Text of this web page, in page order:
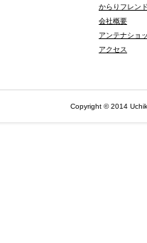
からりフレン
会社概要
アンテナショ
アクセス
Copyright © 2014